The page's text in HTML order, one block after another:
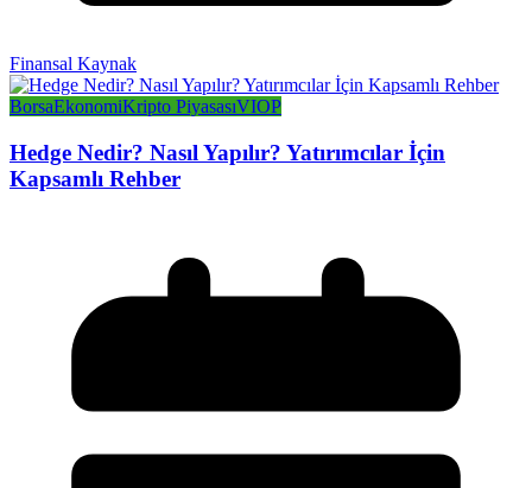
Finansal Kaynak
BorsaEkonomiKripto PiyasasıVIOP
Hedge Nedir? Nasıl Yapılır? Yatırımcılar İçin
Kapsamlı Rehber